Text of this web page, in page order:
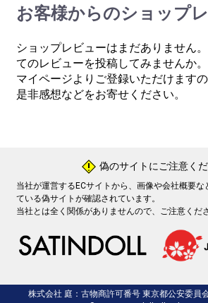
お客様からのショップ
ショップレビューはまだありません
てのレビューを投稿してみませんか。
マイページよりご登録いただけます
是非感想などをお寄せください。
! 偽のサイトにご注意くだ
当社が運営するECサイトから、画像や会社概要な
ている偽サイトが確認されています。
当社とは全く関係がありませんので、ご注意くだ
株式会社 庭：古物商許可番号 東京都公安委員